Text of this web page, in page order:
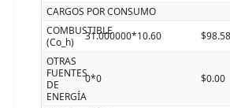
CARGOS POR CONSUMO
COMBUSTIBLE
(Co_h)
31.000000*10.60 $98.58
OTRAS
FUENTES
DE
ENERGÍA
0*0 $0.00